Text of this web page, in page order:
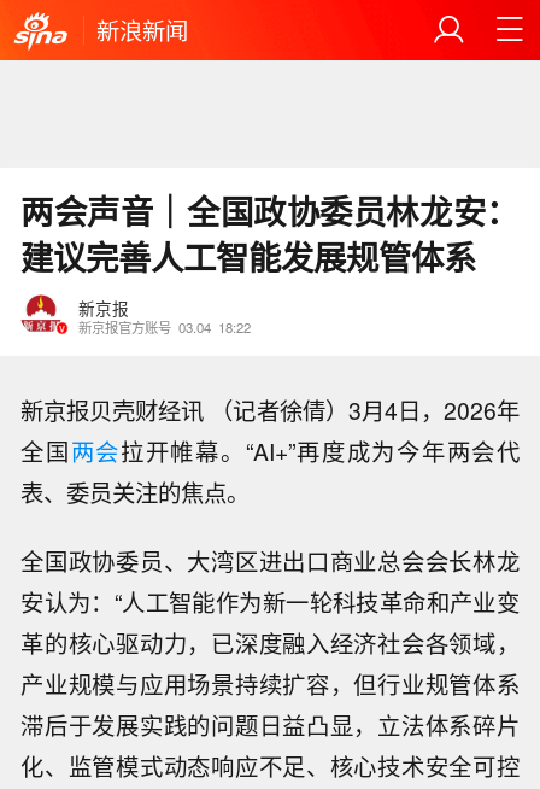
新浪新闻
两会声音｜全国政协委员林龙安：
建议完善人工智能发展规管体系
新京报
新京报官方账号 03.04 18:22
新京报贝壳财经讯 （记者徐倩）3月4日，2026年
全国两会拉开帷幕。“AI+”再度成为今年两会代
表、委员关注的焦点。
全国政协委员、大湾区进出口商业总会会长林龙
安认为：“人工智能作为新一轮科技革命和产业变
革的核心驱动力，已深度融入经济社会各领域，
产业规模与应用场景持续扩容，但行业规管体系
滞后于发展实践的问题日益凸显，立法体系碎片
化、监管模式动态响应不足、核心技术安全可控